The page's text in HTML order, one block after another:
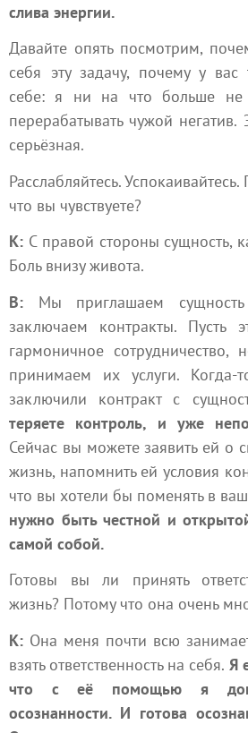
слива энергии.
Давайте опять посмотрим,
себя эту задачу, почему у
себе: я ни на что больше не
перерабатывать чужой
серьёзная.
Расслабляйтесь.
что вы чувствуете?
К: С правой стороны сущность,
Боль внизу живота.
В: Мы приглашаем
заключаем контракты. Пусть
гармоничное
принимаем их услуги. Когда-
заключили контракт с
теряете контроль, и уже
Сейчас вы можете заявить ей о
жизнь, напомнить ей условия
что вы хотели бы поменять в
нужно быть честной и
самой собой.
Готовы вы ли принять
жизнь? Потому что она очень
К: Она меня почти всю
взять ответственность на себя. Я
что с её помощью я
осознанности. И готова